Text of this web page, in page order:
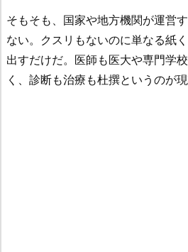
そもそも、国家や地方機関が運営
ない。クスリもないのに単なる紙
出すだけだ。医師も医大や専門学
く、診断も治療も杜撰というのが現